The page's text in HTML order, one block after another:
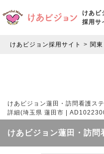
けあビ
採用サ
けあビジョン採用サイト 関東
けあビジョン蓮田・訪問看護ス
詳細(埼玉県 蓮田市 |
けあビジョン蓮田・訪